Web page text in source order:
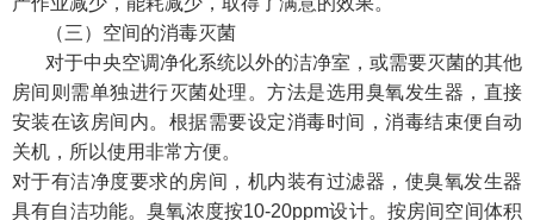
（三）空间的消毒灭菌
对于中央空调净化系统以外的洁净室，或需要灭菌的其他
房间则需单独进行灭菌处理。方法是选用臭氧发生器，直接
安装在该房间内。根据需要设定消毒时间，消毒结束便自动
关机，所以使用非常方便。
对于有洁净度要求的房间，机内装有过滤器，使臭氧发生器
具有自洁功能。臭氧浓度按10-20ppm设计。按房间空间体积